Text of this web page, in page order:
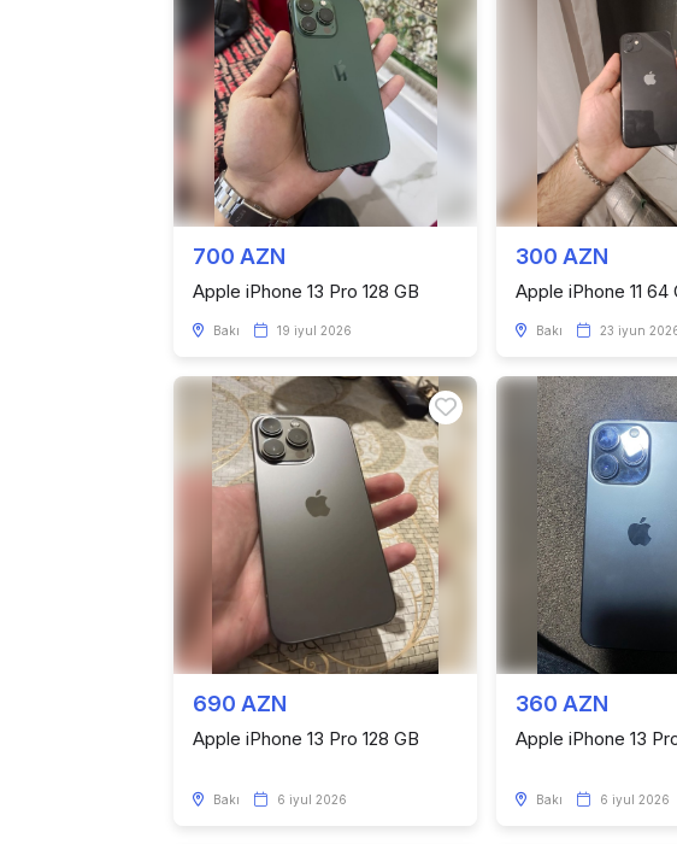
700 AZN
Apple iPhone 13 Pro 128 GB
Bakı 19 iyul 2026
300 AZN
Apple iPhone 11 64
Bakı 23 iyun
690 AZN
Apple iPhone 13 Pro 128 GB
Bakı 6 iyul 2026
360 AZN
Apple iPhone 13
Bakı 6 iyul 2026